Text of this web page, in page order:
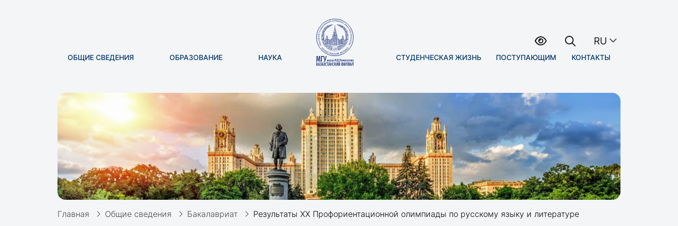
ОБЩИЕ СВЕДЕНИЯ ОБРАЗОВАНИЕ НАУКА СТУДЕНЧЕСКАЯ ЖИЗНЬ ПОСТУПАЮЩИМ КОНТАКТЫ
RU
Главная Общие сведения Бакалавриат Результаты XX Профориентационной олимпиады по русскому языку и литературе